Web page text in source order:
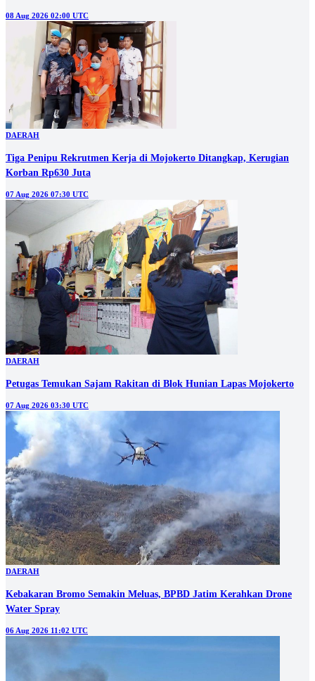
08 Aug 2026 02:00 UTC
DAERAH
Tiga Penipu Rekrutmen Kerja di Mojokerto Ditangkap, Kerugian
Korban Rp630 Juta
07 Aug 2026 07:30 UTC
DAERAH
Petugas Temukan Sajam Rakitan di Blok Hunian Lapas Mojokerto
07 Aug 2026 03:30 UTC
DAERAH
Kebakaran Bromo Semakin Meluas, BPBD Jatim Kerahkan Drone
Water Spray
06 Aug 2026 11:02 UTC